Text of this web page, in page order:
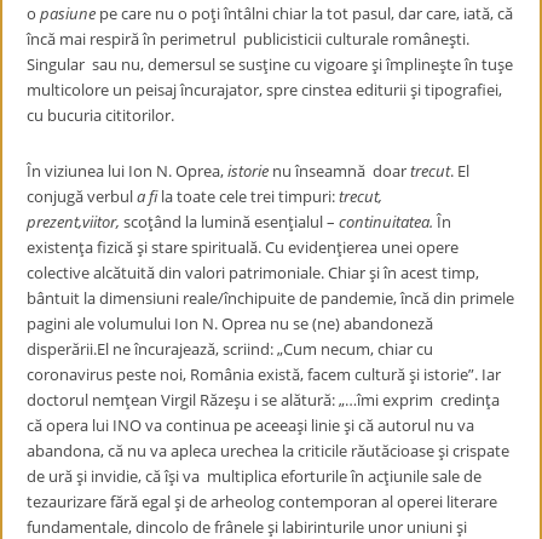
opasiune pe care nu o poţi întâlni chiar la tot pasul, dar care, iată, că
încă mai respiră în perimetrul publicisticii culturale româneşti.
Singular sau nu, demersul se susţine cu vigoare şi împlineşte în tuşe
multicolore un peisaj încurajator, spre cinstea editurii şi tipografiei,
cu bucuria cititorilor.
În viziunea lui Ion N. Oprea,istorie nu înseamnă doartrecut. El
conjugă verbula fila toate cele trei timpuri:trecut,
prezent,viitor,scoţând la lumină esenţialul –continuitatea. În
existenţa fizică şi stare spirituală. Cu evidenţierea unei opere
colective alcătuită din valori patrimoniale. Chiar şi în acest timp,
bântuit la dimensiuni reale/închipuite de pandemie, încă din primele
pagini ale volumului Ion N. Oprea nu se (ne) abandoneză
disperării.El ne încurajează, scriind: „Cum necum, chiar cu
coronavirus peste noi, România există, facem cultură şi istorie”. Iar
doctorul nemţean Virgil Răzeşu i se alătură: „…îmi exprim credinţa
că opera lui INO va continua pe aceeaşi linie şi că autorul nu va
abandona, că nu va apleca urechea la criticile răutăcioase şi crispate
de ură şi invidie, că îşi va multiplica eforturile în acţiunile sale de
tezaurizare fără egal şi de arheolog contemporan al operei literare
fundamentale, dincolo de frânele şi labirinturile unor uniuni şi